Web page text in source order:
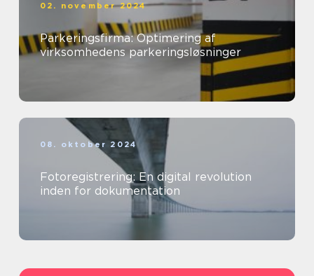
02. november 2024
Parkeringsfirma: Optimering af
virksomhedens parkeringsløsninger
08. oktober 2024
Fotoregistrering: En digital revolution
inden for dokumentation